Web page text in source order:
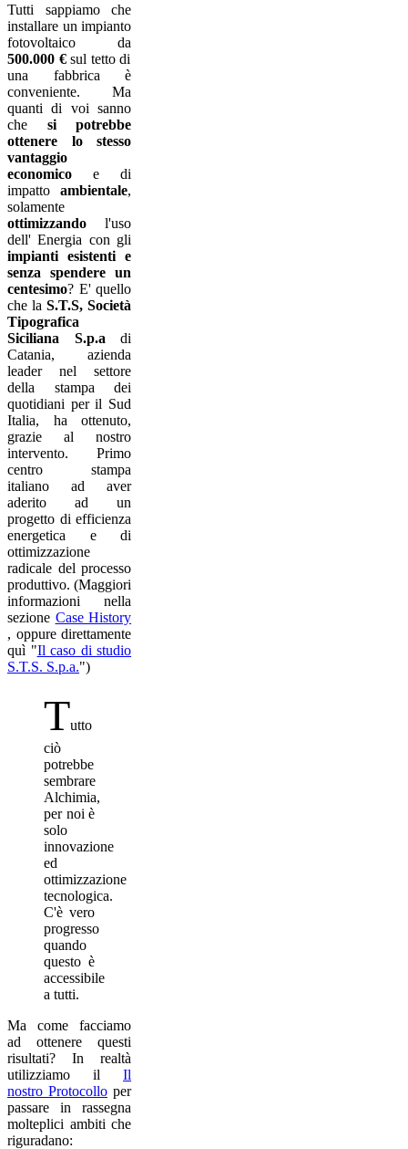
Tutti sappiamo che
installare un impianto
fotovoltaico da
500.000 €sul tetto di
una fabbrica è
conveniente. Ma
quanti di voi sanno
che si potrebbe
ottenere lo stesso
vantaggio
economico e di
impattoambientale,
solamente
ottimizzando l'uso
dell' Energia con gli
impianti esistenti e
senza spendere un
centesimo? E' quello
che laS.T.S, Società
Tipografica
Siciliana S.p.a di
Catania, azienda
leader nel settore
della stampa dei
quotidiani per il Sud
Italia, ha ottenuto,
grazie al nostro
intervento. Primo
centro stampa
italiano ad aver
aderito ad un
progetto di efficienza
energetica e di
ottimizzazione
radicale del processo
produttivo. (Maggiori
informazioni nella
sezione Case History
, oppure direttamente
quì "Il caso di studio
S.T.S. S.p.a.")
Tutto
ciò
potrebbe
sembrare
Alchimia,
per noi è
solo
innovazione
ed
ottimizzazione
tecnologica.
C'è vero
progresso
quando
questo è
accessibile
a tutti.
Ma come facciamo
ad ottenere questi
risultati? In realtà
utilizziamo ilIl
nostro Protocollo per
passare in rassegna
molteplici ambiti che
riguradano: